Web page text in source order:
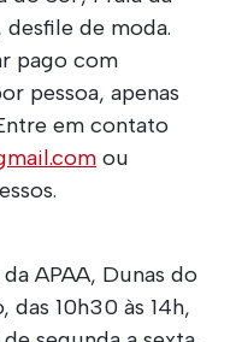
desfile de moda.
pago com
pessoa, apenas
em contato
ou
APAA, Dunas do
das 10h30 às 14h,